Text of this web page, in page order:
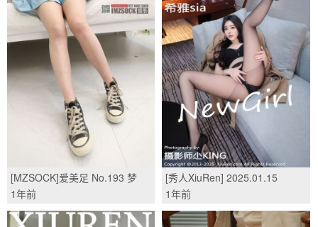
[MZSOCK]爱美足 No.193 梦
琪/(9P)
1年前
[秀人XiuRen] 2025.01.15
No.9758 希雅sia/(76P)
1年前